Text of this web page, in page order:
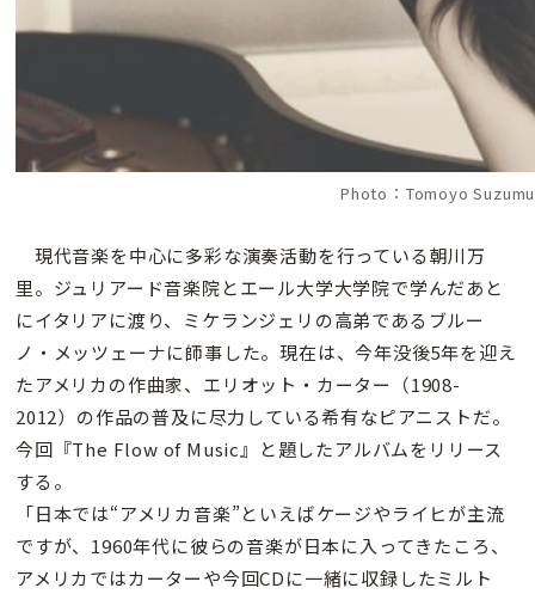
Photo：Tomoyo
現代音楽を中心に多彩な演奏活動を行っている朝川万
里。ジュリアード音楽院とエール大学大学院で学んだあと
にイタリアに渡り、ミケランジェリの高弟であるブルー
ノ・メッツェーナに師事した。現在は、今年没後5年を迎え
たアメリカの作曲家、エリオット・カーター（1908-
2012）の作品の普及に尽力している希有なピアニストだ。
今回『The Flow of Music』と題したアルバムをリリース
する。
「日本では“アメリカ音楽”といえばケージやライヒが主流
ですが、1960年代に彼らの音楽が日本に入ってきたころ、
アメリカではカーターや今回CDに一緒に収録したミルト